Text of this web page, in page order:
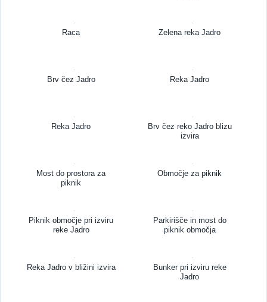
Raca Zelena reka Jadro
Brv čez Jadro Reka Jadro
Reka Jadro
Brv čez reko Jadro blizu
izvira
Most do prostora za
piknik
Območje za piknik
Piknik območje pri izviru
reke Jadro
Parkirišče in most do
piknik območja
Reka Jadro v bližini izvira
Bunker pri izviru reke
Jadro